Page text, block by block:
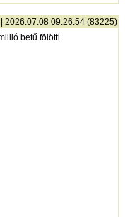
| 2026.07.08 09:26:54 (83225)
betű fölötti